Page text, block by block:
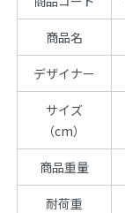
商品名
デザイナー
サイズ
（cm）
商品重量
耐荷重